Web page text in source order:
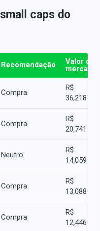
caps do
Recomendação
Valor de
mercado
Compra
R$
36,218 bi
Compra
R$
20,741 bi
Neutro
R$
14,059 bi
Compra
R$
13,088 bi
Compra
R$
12,446 bi